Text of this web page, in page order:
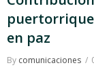
en paz
By comunicaciones